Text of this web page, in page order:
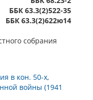
ББК 63.3(2)522-35
ББК 63.3(2)622ю14
собрания
в кон. 50-х
войны (1941